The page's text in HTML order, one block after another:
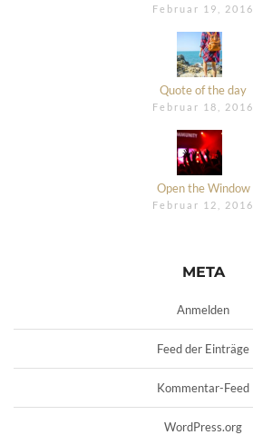
Februar 19, 2016
Quote of the day
Februar 18, 2016
Open the Window
Februar 12, 2016
META
Anmelden
Feed der Einträge
Kommentar-Feed
WordPress.org